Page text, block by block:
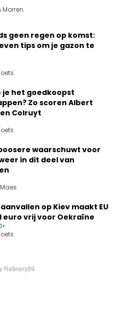
geen regen op komst:
tips om je gazon te
je het goedkoopst
Zo scoren Albert
en Colruyt
waarschuwt voor
in dit deel van
op Kiev maakt EU
euro vrij voor Oekraïne
•
WIL OPNIEUW
Refinery89